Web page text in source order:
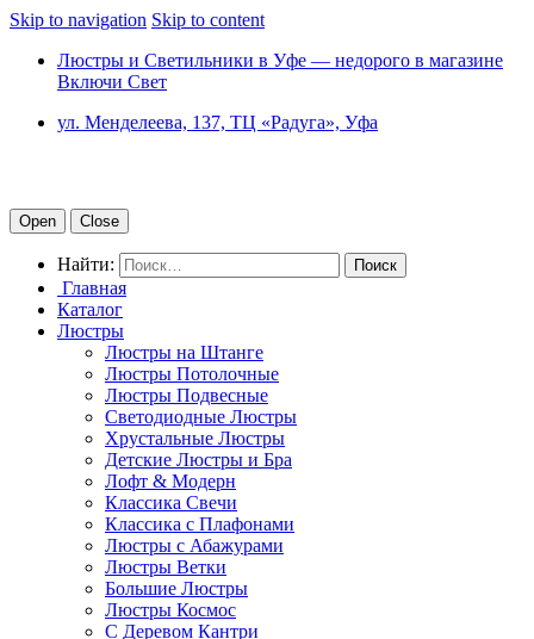
Skip to navigation Skip to content
Люстры и Светильники в Уфе — недорого в магазине
Включи Свет
ул. Менделеева, 137, ТЦ «Радуга», Уфа
Open Close
Найти:
Главная
Каталог
Люстры
Люстры на Штанге
Люстры Потолочные
Люстры Подвесные
Светодиодные Люстры
Хрустальные Люстры
Детские Люстры и Бра
Лофт & Модерн
Классика Свечи
Классика с Плафонами
Люстры с Абажурами
Люстры Ветки
Большие Люстры
Люстры Космос
С Деревом Кантри